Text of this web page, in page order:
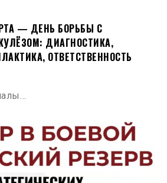
— ДЕНЬ БОРЬБЫ С
ДИАГНОСТИКА,
ОТВЕТСТВЕННОСТЬ